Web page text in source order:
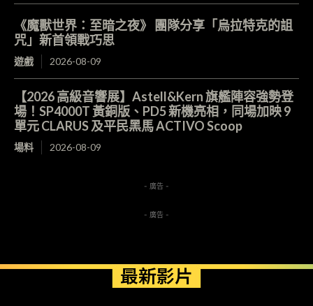
《魔獸世界：至暗之夜》 團隊分享「烏拉特克的詛
咒」新首領戰巧思
遊戲 2026-08-09
【2026 高級音響展】Astell&Kern 旗艦陣容強勢登
場！SP4000T 黃銅版、PD5 新機亮相，同場加映 9
單元 CLARUS 及平民黑馬 ACTIVO Scoop
場料 2026-08-09
- 廣告 -
- 廣告 -
最新影片